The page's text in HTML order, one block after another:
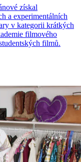
získal
a experimentálních
v kategorii krátkých
filmového
filmů.